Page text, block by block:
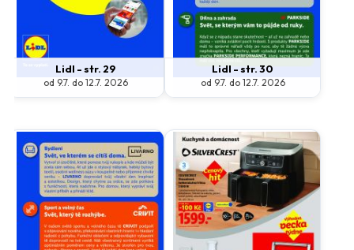
Lidl - str. 29
od 9.7. do 12.7. 2026
Lidl - str. 30
od 9.7. do 12.7. 2026
Makro Norma
Penny Market Tesco
Další obchody podle kategorií
Elektro
Nábytek
Oblečení
Obuv
Sport
Pro děti, hračky
Lékárny
Auto moto
Ostatní supermarkety